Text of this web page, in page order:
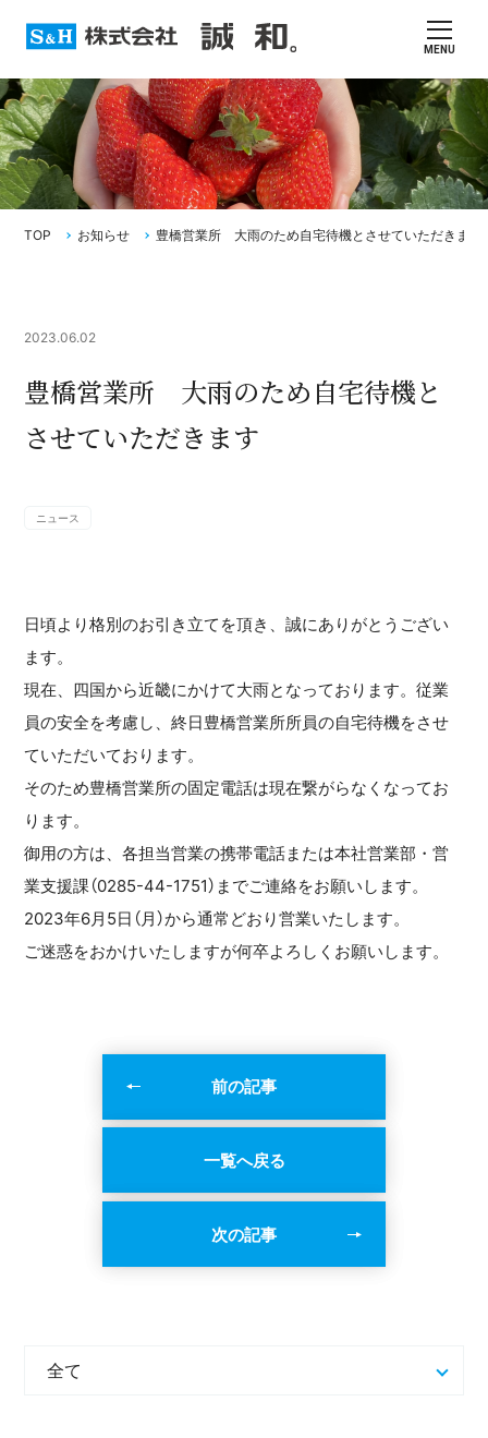
MENU
TOP お知らせ 豊橋営業所 大雨のため自宅待機とさせていただきます
2023.06.02
豊橋営業所 大雨のため自宅待機と
させていただきます
ニュース
日頃より格別のお引き立てを頂き、誠にありがとうござい
ます。
現在、四国から近畿にかけて大雨となっております。従業
員の安全を考慮し、終日豊橋営業所所員の自宅待機をさせ
ていただいております。
そのため豊橋営業所の固定電話は現在繋がらなくなってお
ります。
御用の方は、各担当営業の携帯電話または本社営業部・営
業支援課（0285-44-1751）までご連絡をお願いします。
2023年6月5日（月）から通常どおり営業いたします。
ご迷惑をおかけいたしますが何卒よろしくお願いします。
前の記事
一覧へ戻る
次の記事